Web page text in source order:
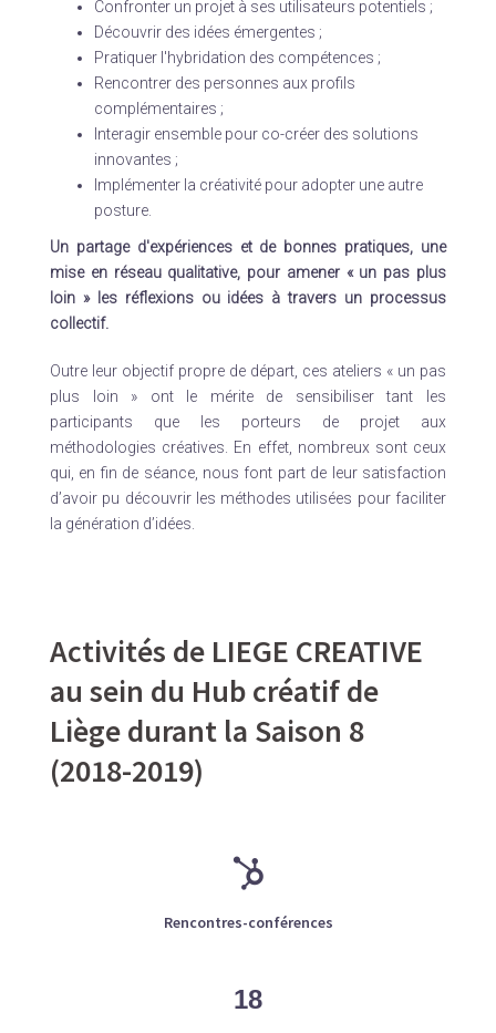
Confronter un projet à ses utilisateurs potentiels ;
Découvrir des idées émergentes ;
Pratiquer l'hybridation des compétences ;
Rencontrer des personnes aux profils
complémentaires ;
Interagir ensemble pour co-créer des solutions
innovantes ;
Implémenter la créativité pour adopter une autre
posture.
Un partage d'expériences et de bonnes pratiques, une
mise en réseau qualitative, pour amener « un pas plus
loin » les réflexions ou idées à travers un processus
collectif.
Outre leur objectif propre de départ, ces ateliers « un pas
plus loin » ont le mérite de sensibiliser tant les
participants que les porteurs de projet aux
méthodologies créatives. En effet, nombreux sont ceux
qui, en fin de séance, nous font part de leur satisfaction
d’avoir pu découvrir les méthodes utilisées pour faciliter
la génération d’idées.
Activités de LIEGE CREATIVE
au sein du Hub créatif de
Liège durant la Saison 8
(2018-2019)
Rencontres-conférences
18